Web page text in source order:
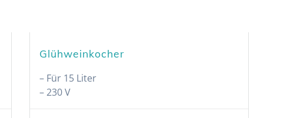
Glühweinkocher
– Für 15 Liter
– 230 V